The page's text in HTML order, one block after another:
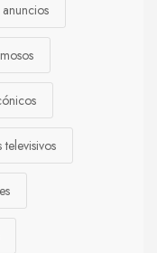
anuncios
televisivos